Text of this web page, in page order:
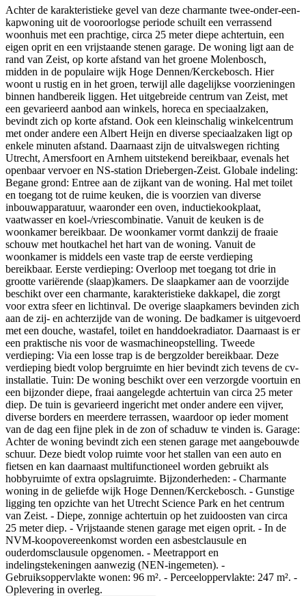
Achter de karakteristieke gevel van deze charmante twee-onder-een-
kapwoning uit de vooroorlogse periode schuilt een verrassend
woonhuis met een prachtige, circa 25 meter diepe achtertuin, een
eigen oprit en een vrijstaande stenen garage. De woning ligt aan de
rand van Zeist, op korte afstand van het groene Molenbosch,
midden in de populaire wijk Hoge Dennen/Kerckebosch. Hier
woont u rustig en in het groen, terwijl alle dagelijkse voorzieningen
binnen handbereik liggen. Het uitgebreide centrum van Zeist, met
een gevarieerd aanbod aan winkels, horeca en speciaalzaken,
bevindt zich op korte afstand. Ook een kleinschalig winkelcentrum
met onder andere een Albert Heijn en diverse speciaalzaken ligt op
enkele minuten afstand. Daarnaast zijn de uitvalswegen richting
Utrecht, Amersfoort en Arnhem uitstekend bereikbaar, evenals het
openbaar vervoer en NS-station Driebergen-Zeist. Globale indeling:
Begane grond: Entree aan de zijkant van de woning. Hal met toilet
en toegang tot de ruime keuken, die is voorzien van diverse
inbouwapparatuur, waaronder een oven, inductiekookplaat,
vaatwasser en koel-/vriescombinatie. Vanuit de keuken is de
woonkamer bereikbaar. De woonkamer vormt dankzij de fraaie
schouw met houtkachel het hart van de woning. Vanuit de
woonkamer is middels een vaste trap de eerste verdieping
bereikbaar. Eerste verdieping: Overloop met toegang tot drie in
grootte variërende (slaap)kamers. De slaapkamer aan de voorzijde
beschikt over een charmante, karakteristieke dakkapel, die zorgt
voor extra sfeer en lichtinval. De overige slaapkamers bevinden zich
aan de zij- en achterzijde van de woning. De badkamer is uitgevoerd
met een douche, wastafel, toilet en handdoekradiator. Daarnaast is er
een praktische nis voor de wasmachineopstelling. Tweede
verdieping: Via een losse trap is de bergzolder bereikbaar. Deze
verdieping biedt volop bergruimte en hier bevindt zich tevens de cv-
installatie. Tuin: De woning beschikt over een verzorgde voortuin en
een bijzonder diepe, fraai aangelegde achtertuin van circa 25 meter
diep. De tuin is gevarieerd ingericht met onder andere een vijver,
diverse borders en meerdere terrassen, waardoor op ieder moment
van de dag een fijne plek in de zon of schaduw te vinden is. Garage:
Achter de woning bevindt zich een stenen garage met aangebouwde
schuur. Deze biedt volop ruimte voor het stallen van een auto en
fietsen en kan daarnaast multifunctioneel worden gebruikt als
hobbyruimte of extra opslagruimte. Bijzonderheden: - Charmante
woning in de geliefde wijk Hoge Dennen/Kerckebosch. - Gunstige
ligging ten opzichte van het Utrecht Science Park en het centrum
van Zeist. - Diepe, zonnige achtertuin op het zuidoosten van circa
25 meter diep. - Vrijstaande stenen garage met eigen oprit. - In de
NVM-koopovereenkomst worden een asbestclausule en
ouderdomsclausule opgenomen. - Meetrapport en
indelingstekeningen aanwezig (NEN-ingemeten). -
Gebruiksoppervlakte wonen: 96 m². - Perceeloppervlakte: 247 m². -
Oplevering in overleg.